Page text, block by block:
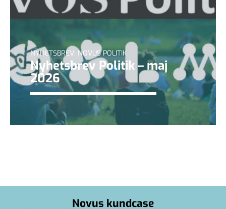
NYHETSBREV: NOVUS POLITIK
Nyhetsbrev Politik – maj
2026
Novus kundcase